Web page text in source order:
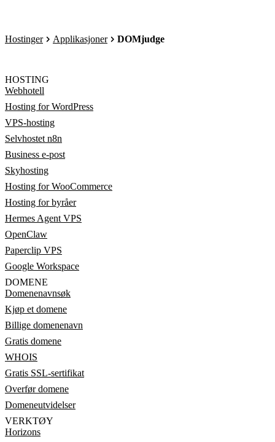
Hostinger Applikasjoner DOMjudge
HOSTING
Webhotell
Hosting for WordPress
VPS-hosting
Selvhostet n8n
Business e-post
Skyhosting
Hosting for WooCommerce
Hosting for byråer
Hermes Agent VPS
OpenClaw
Paperclip VPS
Google Workspace
DOMENE
Domenenavnsøk
Kjøp et domene
Billige domenenavn
Gratis domene
WHOIS
Gratis SSL-sertifikat
Overfør domene
Domeneutvidelser
VERKTØY
Horizons